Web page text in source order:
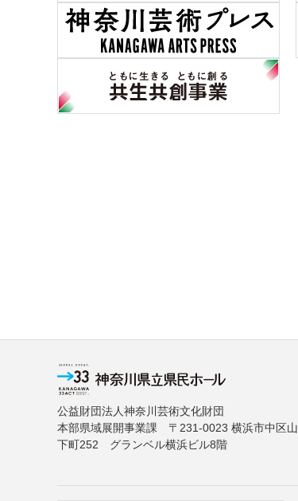
公益財団法人神奈川芸術文化財団
本部県域展開事業課 〒231-0023 横浜市中区山
下町252 グランベル横浜ビル8階